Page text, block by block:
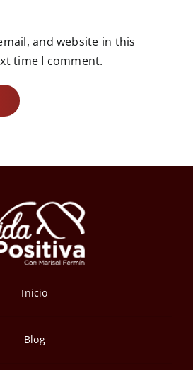
and website in this
time I comment.
Inicio
Blog